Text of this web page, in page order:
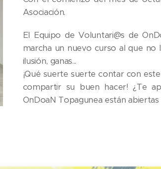
Asociación.
El Equipo de Voluntari@s de
marcha un nuevo curso al que no
ilusión, ganas...
¡Qué suerte suerte contar con
compartir su buen hacer! ¿Te
OnDoaN Topagunea están abiertas